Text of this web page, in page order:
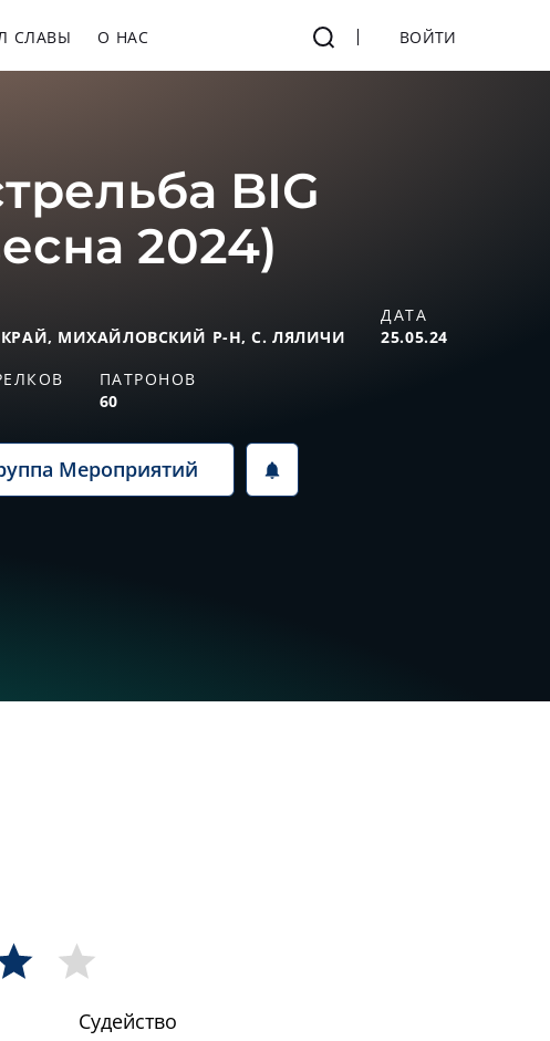
СЛАВЫ О НАС ВОЙТИ
BIG
2024)
МИХАЙЛОВСКИЙ Р-Н, С. ЛЯЛИЧИ
ДАТА
25.05.24
ПАТРОНОВ
60
Мероприятий
Судейство